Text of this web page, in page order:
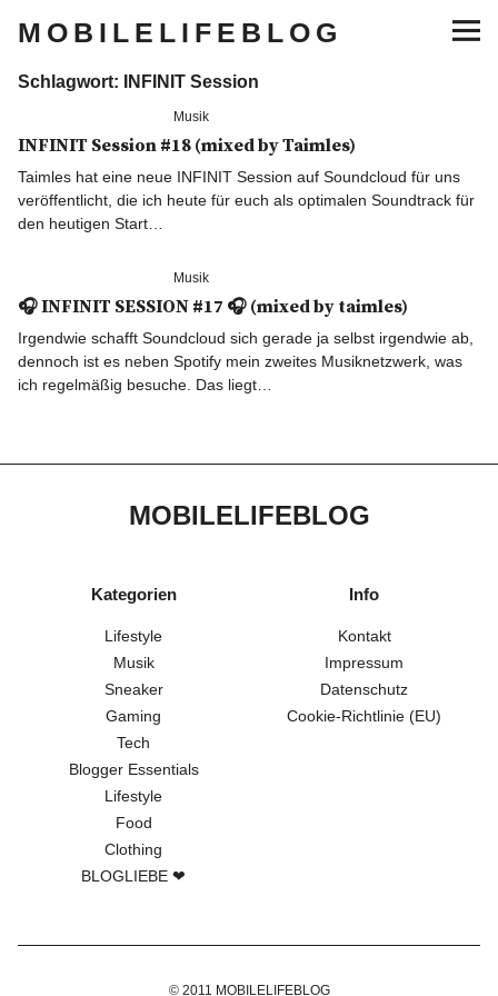
MOBILELIFEBLOG
Lifestyle
Musik
Sneaker
Tech
Blogger Essentials
BLOGLIEBE ❤
Schlagwort: INFINIT Session
Musik
INFINIT Session #18 (mixed by Taimles)
Taimles hat eine neue INFINIT Session auf Soundcloud für uns
veröffentlicht, die ich heute für euch als optimalen Soundtrack für
den heutigen Start…
Musik
🎧 INFINIT SESSION #17 🎧 (mixed by taimles)
Irgendwie schafft Soundcloud sich gerade ja selbst irgendwie ab,
dennoch ist es neben Spotify mein zweites Musiknetzwerk, was
ich regelmäßig besuche. Das liegt…
MOBILELIFEBLOG
Kategorien
Lifestyle
Musik
Sneaker
Gaming
Tech
Blogger Essentials
Lifestyle
Food
Clothing
BLOGLIEBE ❤
Info
Kontakt
Impressum
Datenschutz
Cookie-Richtlinie (EU)
© 2011 MOBILELIFEBLOG